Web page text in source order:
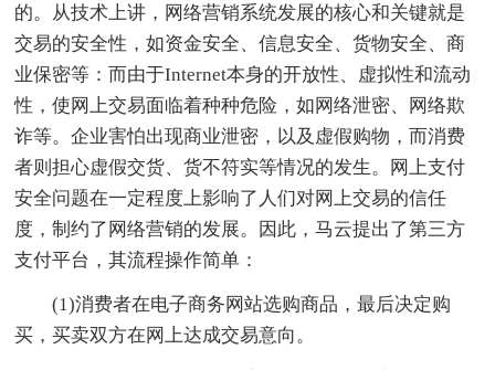
的。从技术上讲，网络营销系统发展的核心和关键就是
交易的安全性，如资金安全、信息安全、货物安全、商
业保密等：而由于Internet本身的开放性、虚拟性和流动
性，使网上交易面临着种种危险，如网络泄密、网络欺
诈等。企业害怕出现商业泄密，以及虚假购物，而消费
者则担心虚假交货、货不符实等情况的发生。网上支付
安全问题在一定程度上影响了人们对网上交易的信任
度，制约了网络营销的发展。因此，马云提出了第三方
支付平台，其流程操作简单：
(1)消费者在电子商务网站选购商品，最后决定购
买，买卖双方在网上达成交易意向。